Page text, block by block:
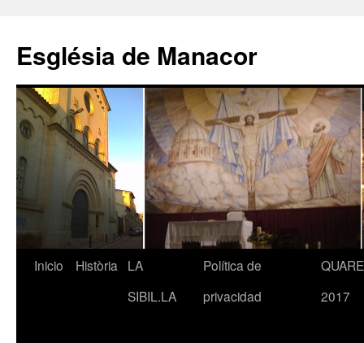
contenido
Església de Manacor
Inicio Història
LA
SIBIL.LA
Política de
privacidad
2017